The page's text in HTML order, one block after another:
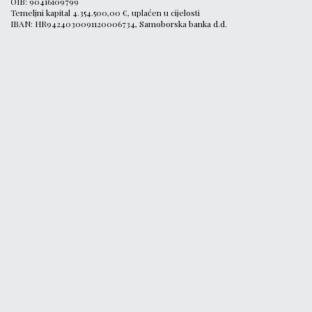
Temeljni kapital 4.354.500,00 €, uplaćen u cijelosti
IBAN: HR9424030091120006734, Samoborska banka d.d.